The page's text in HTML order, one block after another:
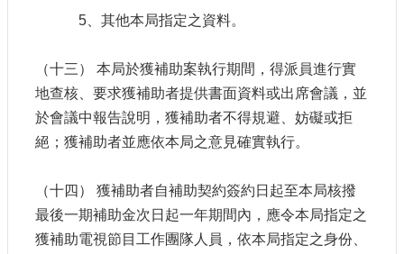
5、其他本局指定之資料。
（十三） 本局於獲補助案執行期間，得派員進行實
地查核、要求獲補助者提供書面資料或出席會議，並
於會議中報告說明，獲補助者不得規避、妨礙或拒
絕；獲補助者並應依本局之意見確實執行。
（十四） 獲補助者自補助契約簽約日起至本局核撥
最後一期補助金次日起一年期間內，應令本局指定之
獲補助電視節目工作團隊人員，依本局指定之身份、